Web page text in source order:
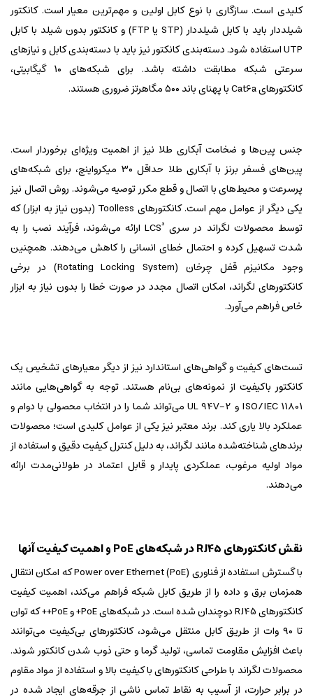
کلیدی است. سازگاری با نوع کابل اولین و مهم‌ترین معیار است. کانکتور
شیلددار باید با کابل شیلددار (STP یا FTP) و کانکتور بدون شیلد با کابل
UTP استفاده شود. دسته‌بندی کانکتور نیز باید با دسته‌بندی کابل و نیازهای
سرعتی شبکه مطابقت داشته باشد. برای شبکه‌های ۱۰ گیگابیتی،
کانکتورهای Cat6a با پهنای باند ۵۰۰ مگاهرتز ضروری هستند.
جنس پین‌ها و ضخامت آبکاری طلا نیز از اهمیت ویژه‌ای برخوردار است.
پین‌های فسفر برنز با آبکاری طلا حداقل ۳۰ میکرواینچ، برای شبکه‌های
پرسرعت و محیط‌های با اتصال و قطع مکرر توصیه می‌شوند. روش اتصال نیز
یکی دیگر از عوامل مهم است. کانکتورهای Toolless (بدون نیاز به ابزار) که
توسط محصولات لگراند در سری LCS³ ارائه می‌شوند، فرآیند نصب را به
شدت تسهیل کرده و احتمال خطای انسانی را کاهش می‌دهند. همچنین
وجود مکانیزم قفل چرخان (Rotating Locking System) در برخی
کانکتورهای لگراند، امکان اتصال مجدد در صورت خطا را بدون نیاز به ابزار
خاص فراهم می‌آورد.
تست‌های کیفیت و گواهی‌های استاندارد نیز از دیگر معیارهای تشخیص یک
کانکتور باکیفیت از نمونه‌های بی‌نام هستند. توجه به گواهی‌هایی مانند
ISO/IEC 11801 و UL 94V-2 می‌تواند شما را در انتخاب محصولی با دوام و
عملکرد بالا یاری کند. برند معتبر نیز یکی از عوامل کلیدی است؛ محصولات
برندهای شناخته‌شده مانند لگراند، به دلیل کنترل کیفیت دقیق و استفاده از
مواد اولیه مرغوب، عملکردی پایدار و قابل اعتماد در طولانی‌مدت ارائه
می‌دهند.
نقش کانکتورهای RJ45 در شبکه‌های PoE و اهمیت کیفیت آنها
با گسترش استفاده از فناوری Power over Ethernet (PoE) که امکان انتقال
همزمان برق و داده را از طریق کابل شبکه فراهم می‌کند، اهمیت کیفیت
کانکتورهای RJ45 دوچندان شده است. در شبکه‌های PoE+ و PoE++ که توان
تا ۹۰ وات از طریق کابل منتقل می‌شود، کانکتورهای بی‌کیفیت می‌توانند
باعث افزایش مقاومت تماسی، تولید گرما و حتی ذوب شدن کانکتور شوند.
محصولات لگراند با طراحی کانکتورهای با کیفیت بالا و استفاده از مواد مقاوم
در برابر حرارت، از آسیب به نقاط تماس ناشی از جرقه‌های ایجاد شده در